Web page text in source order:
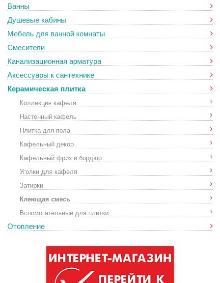
Ванны
Душевые кабины
Мебель для ванной комнаты
Смесители
Канализационная арматура
Аксессуары к сантехнике
Керамическая плитка
Коллекция кафеля
Настенный кафель
Плитка для пола
Кафельный декор
Кафельный фриз и бордюр
Уголки для кафеля
Затирки
Клеющая смесь
Вспомогательные для плитки
Отопление